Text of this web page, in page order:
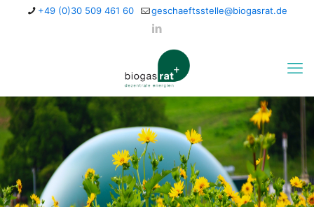
+49 (0)30 509 461 60 geschaeftsstelle@biogasrat.de